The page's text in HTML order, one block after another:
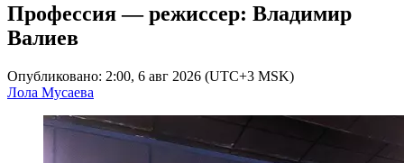
Профессия — режиссер: Владимир
Валиев
Опубликовано: 2:00, 6 авг 2026 (UTC+3 MSK)
Лола Мусаева